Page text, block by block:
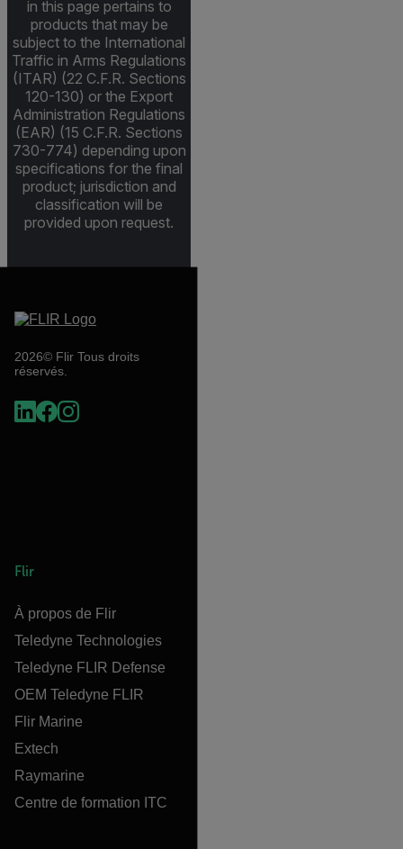
in this page pertains to
products that may be
subject to the International
Traffic in Arms Regulations
(ITAR) (22 C.F.R. Sections
120-130) or the Export
Administration Regulations
(EAR) (15 C.F.R. Sections
730-774) depending upon
specifications for the final
product; jurisdiction and
classification will be
provided upon request.
2026© Flir Tous droits
réservés.
Flir
À propos de Flir
Teledyne Technologies
Teledyne FLIR Defense
OEM Teledyne FLIR
Flir Marine
Extech
Raymarine
Centre de formation ITC